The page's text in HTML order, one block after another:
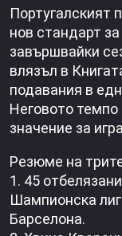
Португалският
нов стандарт
завършвайки
влязъл в
подавания в
Неговото
значение за
Резюме на
1. 45
Шампионска
Барселона.